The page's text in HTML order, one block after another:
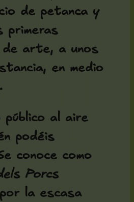
de petanca y
primeras
arte, a unos
en medio
público al aire
podéis
conoce como
Porcs
la escasa